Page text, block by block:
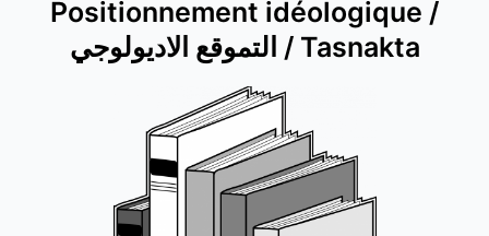
Positionnement idéologique /
التموقع الاديولوجي / Tasnakta